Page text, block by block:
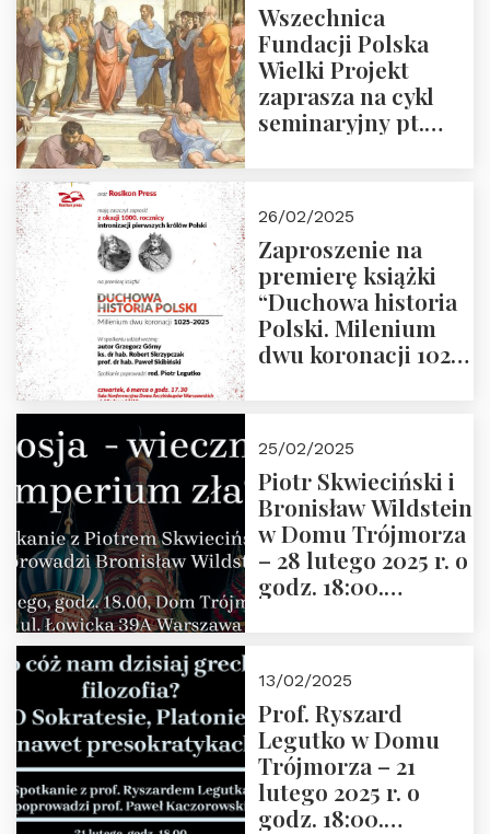
Wszechnica
Fundacji Polska
Wielki Projekt
zaprasza na cykl
seminaryjny pt.
26/02/2025
Zaproszenie na
premierę książki
“Duchowa historia
Polski. Milenium
dwu koronacji 1025-
2025 r. godz. 17:30,
DAW ul. Miodowa
17/19
25/02/2025
Piotr Skwieciński i
Bronisław Wildstein
w Domu Trójmorza
– 28 lutego 2025 r. o
godz. 18:00.
13/02/2025
Prof. Ryszard
Legutko w Domu
Trójmorza – 21
lutego 2025 r. o
godz. 18:00.